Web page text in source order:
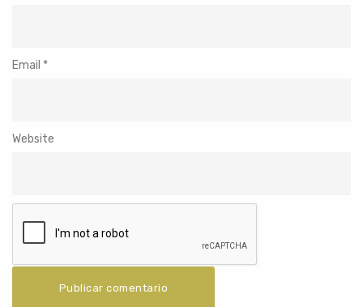
Email *
Website